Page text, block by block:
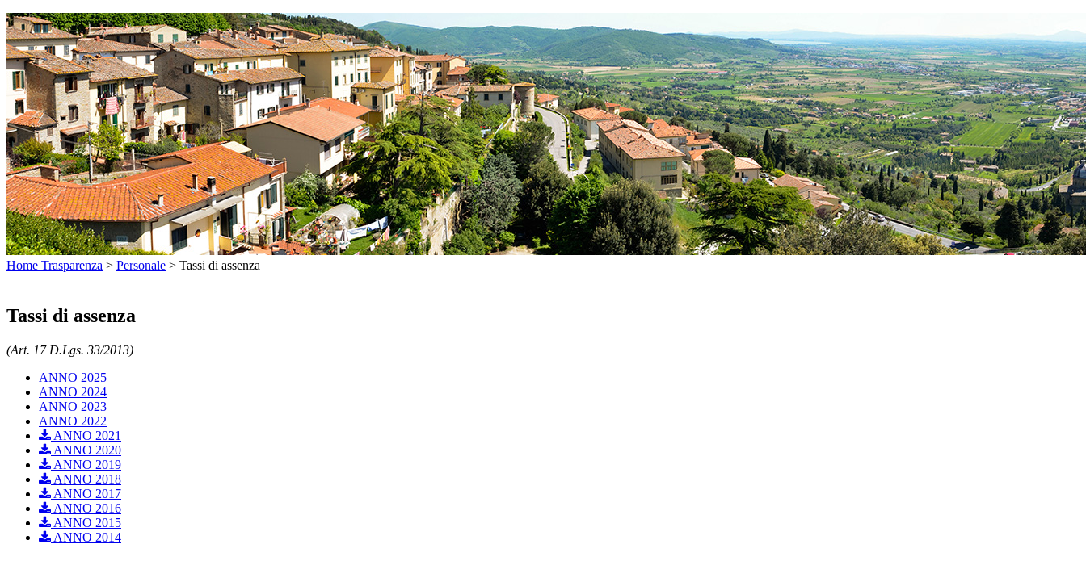
Home Trasparenza > Personale > Tassi di assenza
Tassi di assenza
(Art. 17 D.Lgs. 33/2013)
ANNO 2025
ANNO 2024
ANNO 2023
ANNO 2022
ANNO 2021
ANNO 2020
ANNO 2019
ANNO 2018
ANNO 2017
ANNO 2016
ANNO 2015
ANNO 2014